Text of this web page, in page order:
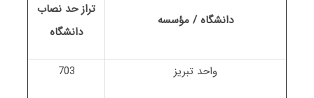
دانشگاه / مؤسسه
تراز حد نصاب
دانشگاه
واحد تبریز 703